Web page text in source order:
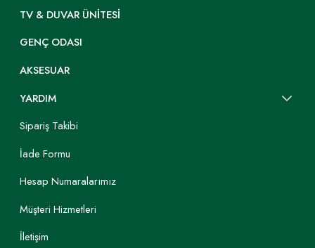
TV & DUVAR ÜNITESI
GENÇ ODASI
AKSESUAR
YARDIM
Sipariş Takibi
İade Formu
Hesap Numaralarımız
Müşteri Hizmetleri
İletişim